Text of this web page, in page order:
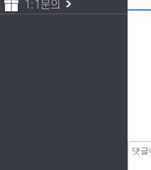
1:1문의